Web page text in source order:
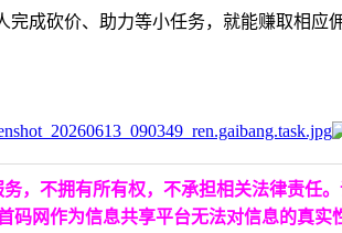
成砍价、助力等小任务，就能赚取相应
，不拥有所有权，不承担相关法律责任
码网作为信息共享平台无法对信息的真实